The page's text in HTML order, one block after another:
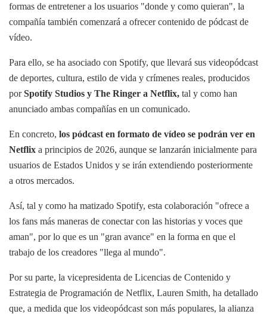
formas de entretener a los usuarios "donde y como quieran", la
compañía también comenzará a ofrecer contenido de pódcast de
vídeo.
Para ello, se ha asociado con Spotify, que llevará sus videopódcast
de deportes, cultura, estilo de vida y crímenes reales, producidos
porSpotify Studios y The Ringer a Netflix, tal y como han
anunciado ambas compañías en un comunicado.
En concreto, los pódcast en formato de vídeo se podrán ver en
Netflix a principios de 2026, aunque se lanzarán inicialmente para
usuarios de Estados Unidos y se irán extendiendo posteriormente
a otros mercados.
Así, tal y como ha matizado Spotify, esta colaboración "ofrece a
los fans más maneras de conectar con las historias y voces que
aman", por lo que es un "gran avance" en la forma en que el
trabajo de los creadores "llega al mundo".
Por su parte, la vicepresidenta de Licencias de Contenido y
Estrategia de Programación de Netflix, Lauren Smith, ha detallado
que, a medida que los videopódcast son más populares, la alianza